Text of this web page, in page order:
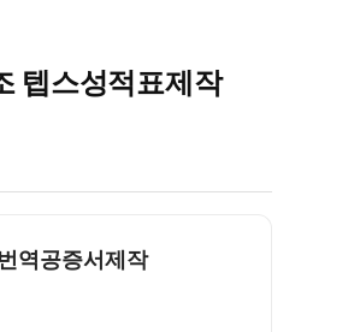
텝스성적표제작
역공증서제작